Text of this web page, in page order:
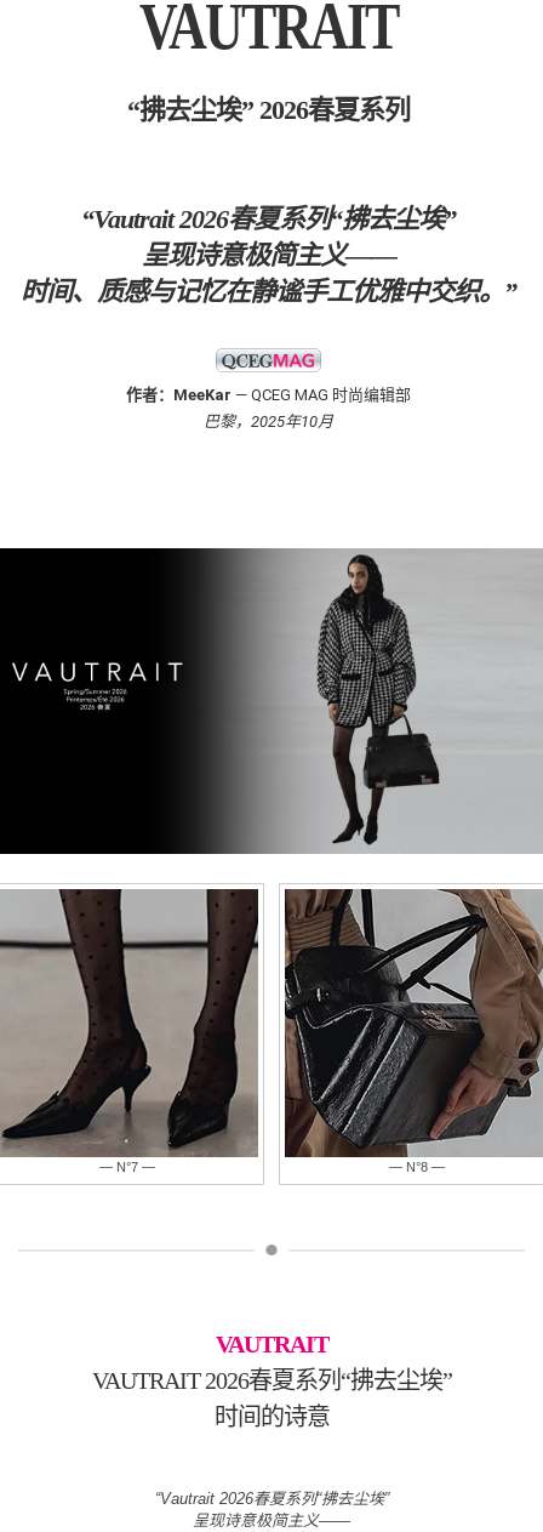
VAUTRAIT
“拂去尘埃” 2026春夏系列
“Vautrait 2026春夏系列“拂去尘埃”
呈现诗意极简主义——
时间、质感与记忆在静谧手工优雅中交织。”
作者：MeeKar — QCEG MAG 时尚编辑部
巴黎，2025年10月
— N°8 — — N°9 —
VAUTRAIT
VAUTRAIT 2026春夏系列“拂去尘埃”
时间的诗意
“Vautrait 2026春夏系列“拂去尘埃”
呈现诗意极简主义——